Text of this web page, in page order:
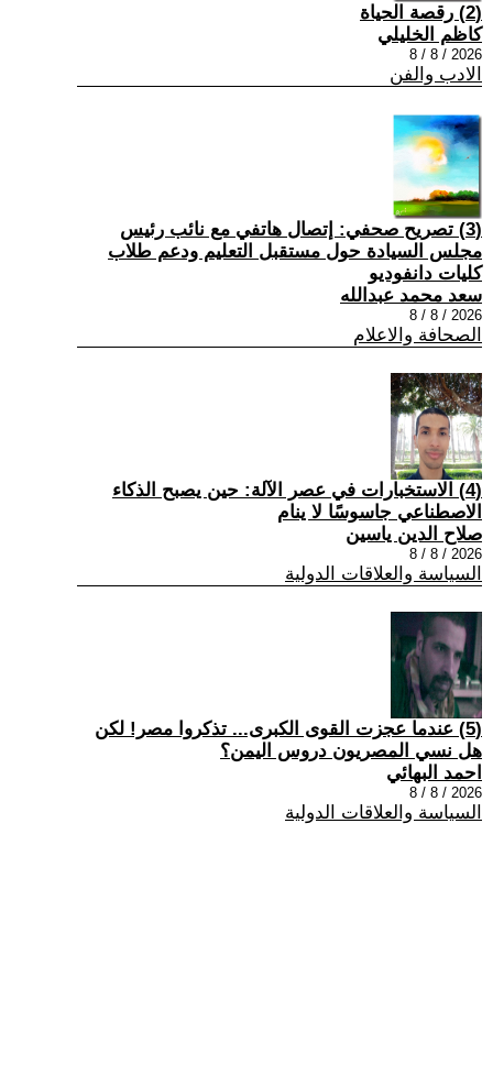
(2) رقصة الحياة
كاظم الخليلي
2026 / 8 / 8
الادب والفن
(3) تصريح صحفي: إتصال هاتفي مع نائب رئيس
مجلس السيادة حول مستقبل التعليم ودعم طلاب
كليات دانفوديو
سعد محمد عبدالله
2026 / 8 / 8
الصحافة والاعلام
(4) الاستخبارات في عصر الآلة: حين يصبح الذكاء
الاصطناعي جاسوسًا لا ينام
صلاح الدين ياسين
2026 / 8 / 8
السياسة والعلاقات الدولية
(5) عندما عجزت القوى الكبرى... تذكروا مصر! لكن
هل نسي المصريون دروس اليمن؟
احمد البهائي
2026 / 8 / 8
السياسة والعلاقات الدولية